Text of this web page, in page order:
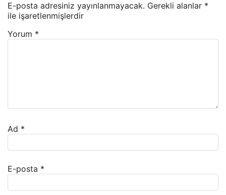
E-posta adresiniz yayınlanmayacak. Gerekli alanlar *
ile işaretlenmişlerdir
Yorum *
Ad *
E-posta *